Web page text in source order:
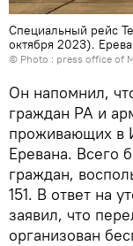
Специальный рейс
октября 2023).
© Photo : press office of
Он напомнил,
граждан РА и
проживающих в
Еревана. Всего
граждан,
151. В ответ на
заявил, что
организован